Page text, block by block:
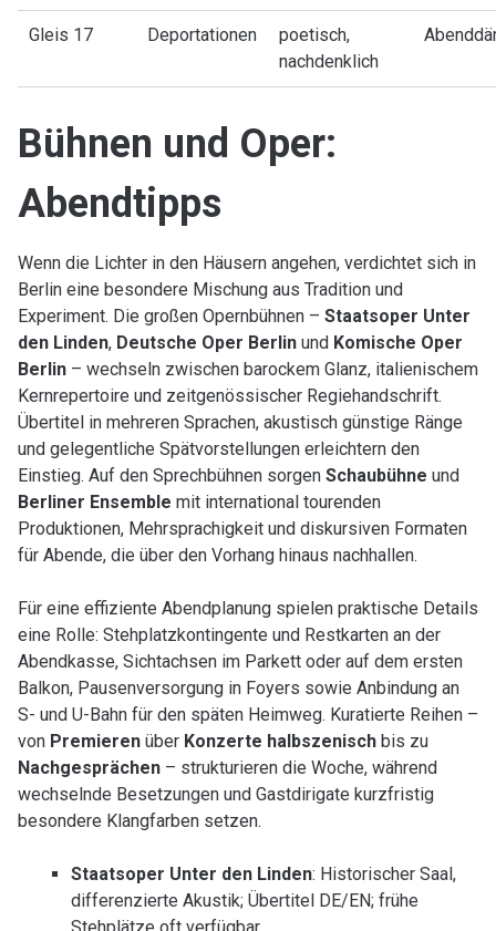
Gleis 17 Deportationen
poetisch,
nachdenklich
Bühnen und Oper:
Abendtipps
Wenn die Lichter in den Häusern angehen, verdichtet sich in
Berlin eine besondere Mischung aus Tradition und
Experiment. Die großen Opernbühnen – Staatsoper Unter
den Linden, Deutsche Oper Berlinund Komische Oper
Berlin– wechseln zwischen barockem Glanz, italienischem
Kernrepertoire und zeitgenössischer Regiehandschrift.
Übertitel in mehreren Sprachen, akustisch günstige Ränge
und gelegentliche Spätvorstellungen erleichtern den
Einstieg. Auf den Sprechbühnen sorgen Schaubühne und
Berliner Ensemble mit international tourenden
Produktionen, Mehrsprachigkeit und diskursiven Formaten
für Abende, die über den Vorhang hinaus nachhallen.
Für eine effiziente Abendplanung spielen praktische Details
eine Rolle: Stehplatzkontingente und Restkarten an der
Abendkasse, Sichtachsen im Parkett oder auf dem ersten
Balkon, Pausenversorgung in Foyers sowie Anbindung an
S- und U-Bahn für den späten Heimweg. Kuratierte Reihen –
von Premierenüber Konzerte halbszenischbis zu
Nachgesprächen– strukturieren die Woche, während
wechselnde Besetzungen und Gastdirigate kurzfristig
besondere Klangfarben setzen.
Staatsoper Unter den Linden: Historischer Saal,
differenzierte Akustik; Übertitel DE/EN; frühe